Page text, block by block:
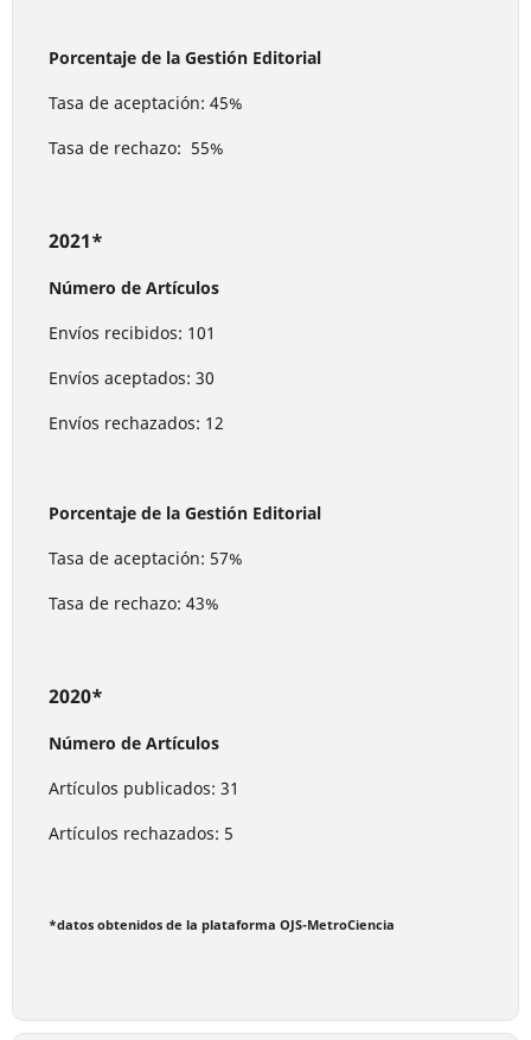
Porcentaje de la Gestión Editorial
Tasa de aceptación: 45%
Tasa de rechazo: 55%
2021*
Número de Artículos
Envíos recibidos: 101
Envíos aceptados: 30
Envíos rechazados: 12
Porcentaje de la Gestión Editorial
Tasa de aceptación: 57%
Tasa de rechazo: 43%
2020*
Número de Artículos
Artículos publicados: 31
Artículos rechazados: 5
*datos obtenidos de la plataforma OJS-MetroCiencia